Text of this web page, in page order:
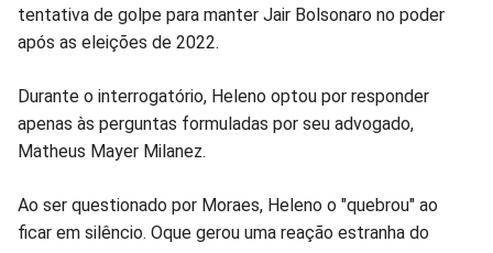
tentativa de golpe para manter Jair Bolsonaro no poder
após as eleições de 2022.
Durante o interrogatório, Heleno optou por responder
apenas às perguntas formuladas por seu advogado,
Matheus Mayer Milanez.
Ao ser questionado por Moraes, Heleno o "quebrou" ao
ficar em silêncio. Oque gerou uma reação estranha do